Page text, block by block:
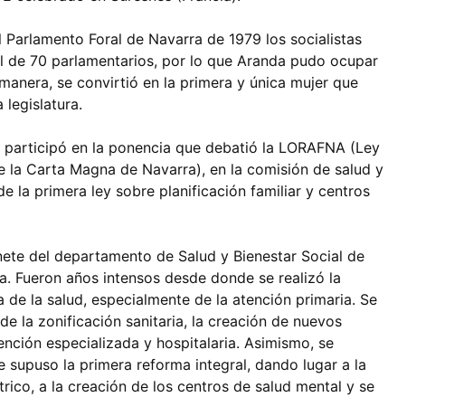
Foral de Navarra de 1979 los socialistas
70 parlamentarios, por lo que Aranda pudo ocupar
se convirtió en la primera y única mujer que
legislatura.
en la ponencia que debatió la LORAFNA (Ley
Carta Magna de Navarra), en la comisión de salud y
la primera ley sobre planificación familiar y centros
del departamento de Salud y Bienestar Social de
Fueron años intensos desde donde se realizó la
la salud, especialmente de la atención primaria. Se
la zonificación sanitaria, la creación de nuevos
especializada y hospitalaria. Asimismo, se
supuso la primera reforma integral, dando lugar a la
a la creación de los centros de salud mental y se